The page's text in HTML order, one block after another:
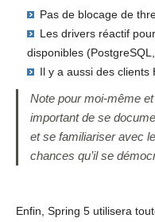
Pas de blocage de
Les drivers réactif
disponibles
Il y a aussi des
Note pour moi-même
important de se
et se familiariser avec
chances qu’il se
Enfin, Spring 5 utilisera